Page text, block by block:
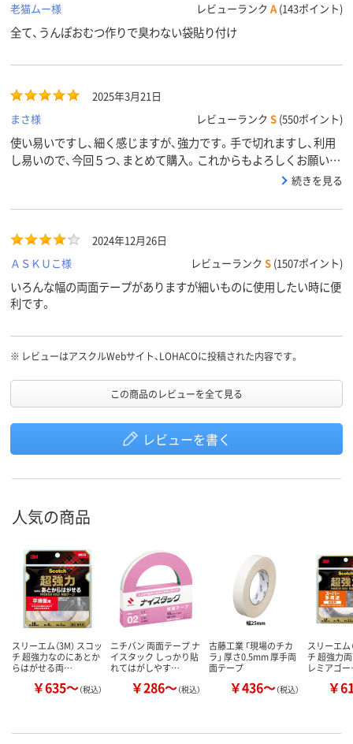
老猫ムー様
レビューランク A (143ポイント)
全て、うんぽおむつ作りで臭わない袋貼り付け
2025年3月21日
まさ様
レビューランク S (550ポイント)
使い易いですし、細く感じますが、強力です。手で切れますし、利用
し易いので、今回５つ、まとめて購入。これからもよろしくお願いい
続きを見る
2024年12月26日
ＡＳＫＵこ様
レビューランク S (1507ポイント)
いろんな幅の両面テープがありますが細いものに使用したい時に便
利です。
※ レビューはアスクルWebサイト、LOHACOに投稿された内容です。
この商品のレビューを全て見る
レビューを書く
人気の商品
スリーエム（3M） スコッ
チ 超強力なのにあとか
らはがせる両…
￥635～（税込）
ニチバン 両面テープ ナ
イスタック しっかり貼
れてはがしやす…
￥286～（税込）
古藤工業 「現場のチカ
ラ」 厚さ0.5mm 厚手両
面テープ
￥436～（税込）
スリーエム
チ 超強力
レミアゴ
￥